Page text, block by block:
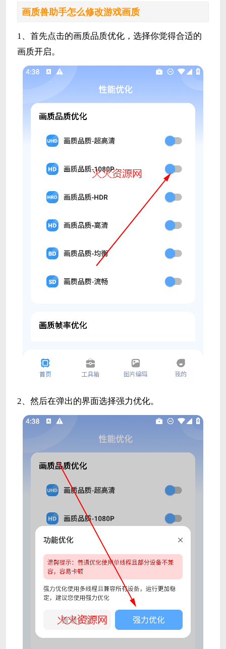
画质兽助手怎么修改游戏画质
1、首先点击的画质品质优化，选择你觉得合适的
画质开启。
2、然后在弹出的界面选择强力优化。